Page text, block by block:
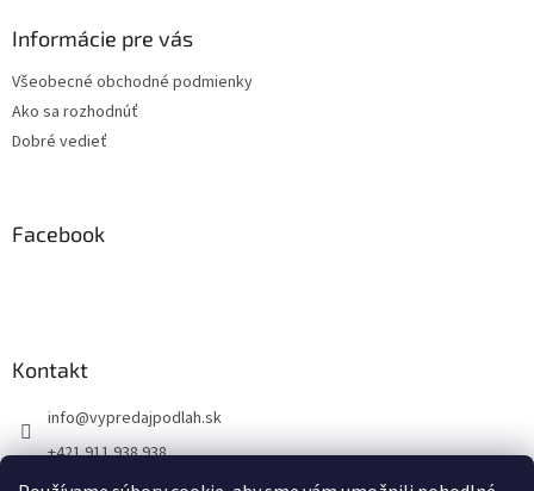
Informácie pre vás
Všeobecné obchodné podmienky
Ako sa rozhodnúť
Dobré vedieť
Facebook
Kontakt
info@vypredajpodlah.sk
+421 911 938 938